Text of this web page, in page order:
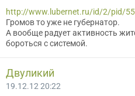
http://www.lubernet.ru/id/2/pid/
Громов то уже не губернатор.
А вообще радует активность
бороться с системой.
Двуликий
19.12.12 20:22